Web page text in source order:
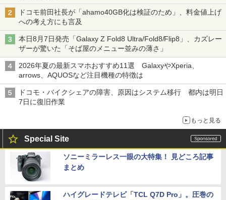
ドコモ前田社長が「ahamo40GB化は検証のため」、料金値上げ
への考え方にも言及
本日8月7日発売「Galaxy Z Fold8 Ultra/Fold8/Flip8」、カズレー
ザーが驚いた「そば屋のメニュー並みの薄さ」
2026年夏の最新スマホおすすめ11選 GalaxyやXperia、
arrows、AQUOSなど注目機種の特徴は
ドコモ・バイクシェアの障害、原因はシステム移行 都内は明日
7日に復旧作業
もっと見る
Special Site
ソニーミラーレス一眼の大特集！ 見どころ記事
まとめ
ハイグレードテレビ「TCL Q7D Pro」。圧巻の